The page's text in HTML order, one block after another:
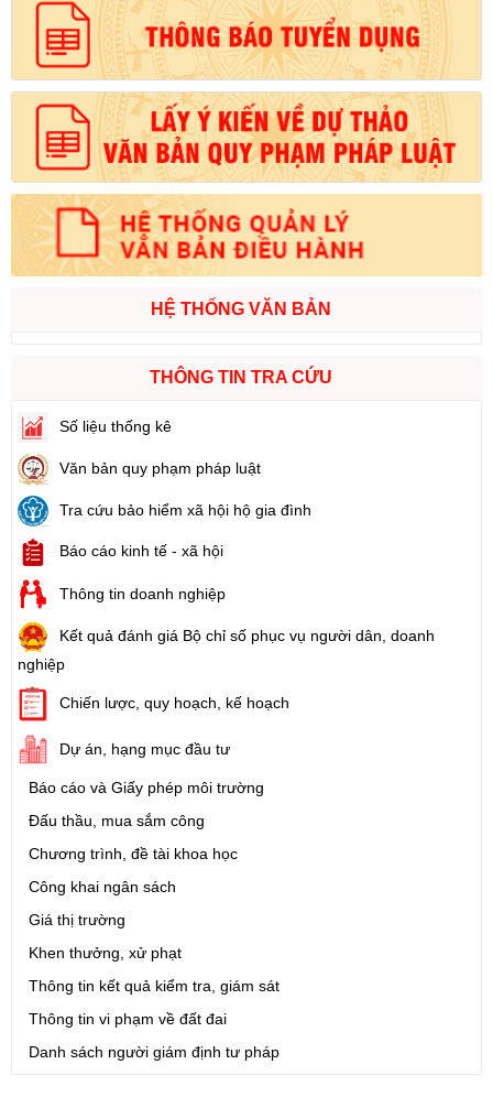
HỆ THỐNG VĂN BẢN
THÔNG TIN TRA CỨU
Số liệu thống kê
Văn bản quy phạm pháp luật
Tra cứu bảo hiểm xã hội hộ gia đình
Báo cáo kinh tế - xã hội
Thông tin doanh nghiệp
Kết quả đánh giá Bộ chỉ số phục vụ người dân, doanh
nghiệp
Chiến lược, quy hoạch, kế hoạch
Dự án, hạng mục đầu tư
Báo cáo và Giấy phép môi trường
Đấu thầu, mua sắm công
Chương trình, đề tài khoa học
Công khai ngân sách
Giá thị trường
Khen thưởng, xử phạt
Thông tin kết quả kiểm tra, giám sát
Thông tin vi phạm về đất đai
Danh sách người giám định tư pháp